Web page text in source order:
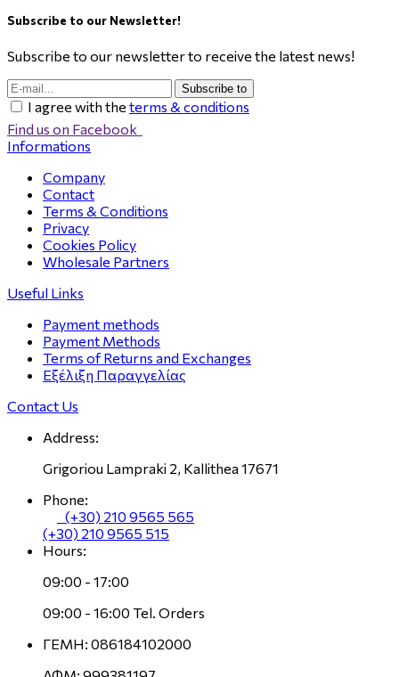
Subscribe to our Newsletter!
Subscribe to our newsletter to receive the latest news!
Subscribe to
I agree with the terms & conditions
Find us on Facebook
Informations
Company
Contact
Terms & Conditions
Privacy
Cookies Policy
Wholesale Partners
Useful Links
Payment methods
Payment Methods
Terms of Returns and Exchanges
Εξέλιξη Παραγγελίας
Contact Us
Address:
Grigoriou Lampraki 2, Kallithea 17671
Phone:
(+30) 210 9565 565
(+30) 210 9565 515
Hours:
09:00 - 17:00
09:00 - 16:00 Tel. Orders
ΓΕΜΗ: 086184102000